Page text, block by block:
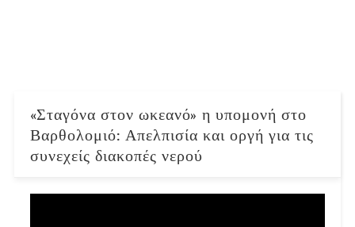
«Σταγόνα στον ωκεανό» η υπομονή στο
Βαρθολομιό: Απελπισία και οργή για τις
συνεχείς διακοπές νερού